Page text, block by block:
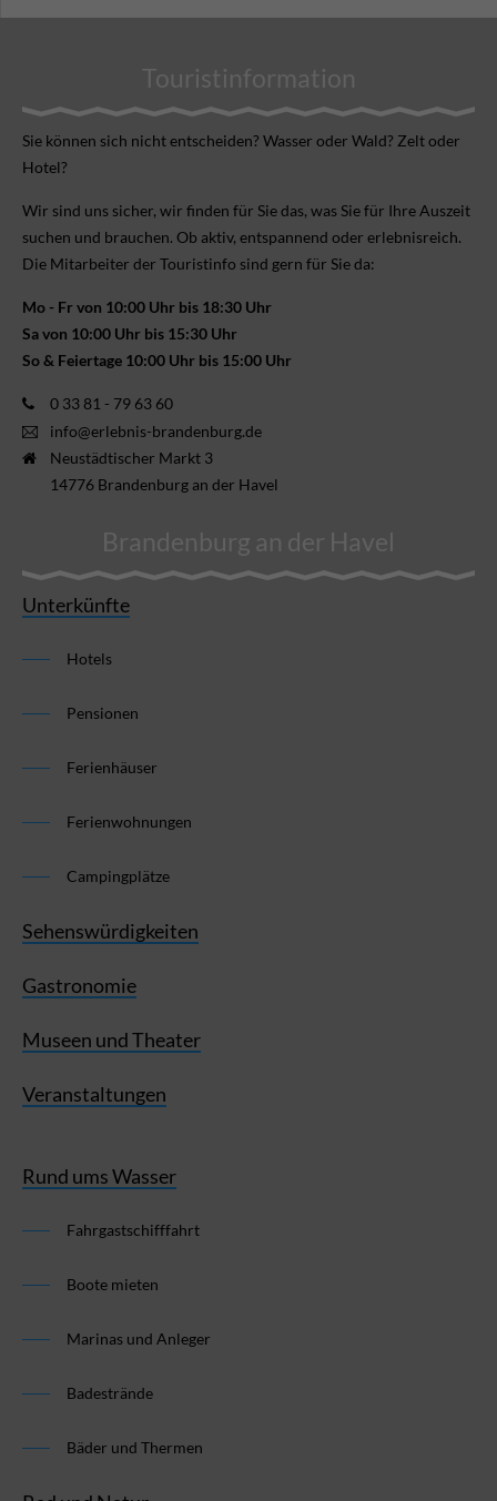
Touristinformation
Sie können sich nicht ent­scheiden? Wasser oder Wald? Zelt oder
Hotel?
Wir sind uns sicher, wir finden für Sie das, was Sie für Ihre Aus­zeit
suchen und brauchen. Ob aktiv, ent­spannend oder erlebnis­reich.
Die Mitarbeiter der Touristinfo sind gern für Sie da:
Mo - Fr von 10:00 Uhr bis 18:30 Uhr
Sa von 10:00 Uhr bis 15:30 Uhr
So & Feiertage 10:00 Uhr bis 15:00 Uhr
0 33 81 - 79 63 60
info@erlebnis-brandenburg.de
Neustädtischer Markt 3
14776 Brandenburg an der Havel
Brandenburg an der Havel
Unterkünfte
Hotels
Pensionen
Ferienhäuser
Ferienwohnungen
Campingplätze
Sehenswürdigkeiten
Gastronomie
Museen und Theater
Veranstaltungen
Rund ums Wasser
Fahrgastschifffahrt
Boote mieten
Marinas und Anleger
Badestrände
Bäder und Thermen